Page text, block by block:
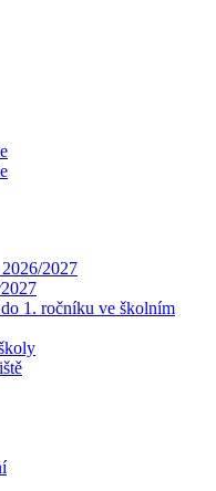
2027
1. ročníku ve školním